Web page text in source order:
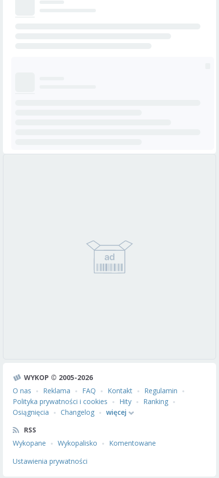
WYKOP © 2005-2026
O nas
Reklama FAQ Kontakt
Regulamin
Polityka prywatności i cookies
Hity
Ranking
Osiągnięcia
Changelog
więcej
RSS
Wykopane
Wykopalisko
Komentowane
Ustawienia prywatności